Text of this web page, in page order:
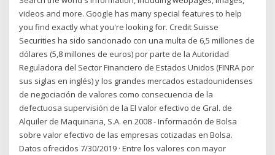
videos and more. Google has many special features to help
you find exactly what you're looking for. Credit Suisse
Securities ha sido sancionado con una multa de 6,5 millones de
dólares (5,8 millones de euros) por parte de la Autoridad
Reguladora del Sector Financiero de Estados Unidos (FINRA por
sus siglas en inglés) y los grandes mercados estadounidenses
de negociación de valores como consecuencia de la
defectuosa supervisión de la El valor efectivo de Gral. de
Alquiler de Maquinaria, S.A. en 2008 - Información de Bolsa
sobre valor efectivo de las empresas cotizadas en Bolsa.
Datos ofrecidos 7/30/2019 · Entre los valores con mayor